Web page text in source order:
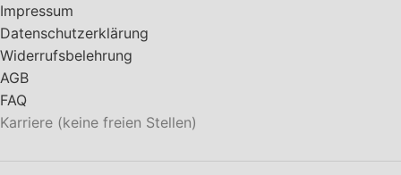
Impressum
Datenschutzerklärung
Widerrufsbelehrung
AGB
FAQ
Karriere (keine freien Stellen)